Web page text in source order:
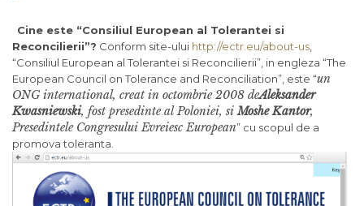
Cine este “Consiliul European al Tolerantei si
Reconcilierii”? Conform site-ului http://ectr.eu/about-us
“Consiliul European al Tolerantei si Reconcilierii”, in engleza “The
European Council on Tolerance and Reconciliation”, este “un
ONG international, creat in octombrie 2008 deAleksander
Kwasniewski, fost presedinte al Poloniei, siMoshe Kantor,
Presedintele Congresului Evreiesc European” cu scopul de a
promova toleranta.